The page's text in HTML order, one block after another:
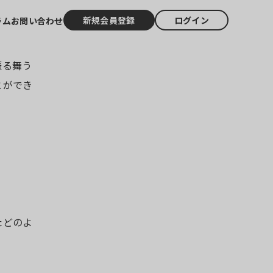
ムお問い合わせ 新規会員登録 ログイン
舞う
でき
のよ